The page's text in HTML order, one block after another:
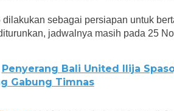
dilakukan sebagai persiapan untuk
jadwalnya masih pada 25
Penyerang Bali United Ilija
Gabung Timnas